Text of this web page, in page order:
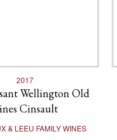
2017
Wellington Old
Cinsault
& LEEU FAMILY WINES